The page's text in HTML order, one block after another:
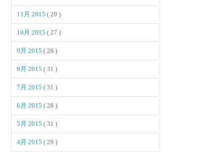
11月 2015( 29 )
10月 2015( 27 )
9月 2015( 26 )
8月 2015( 31 )
7月 2015( 31 )
6月 2015( 28 )
5月 2015( 31 )
4月 2015( 29 )